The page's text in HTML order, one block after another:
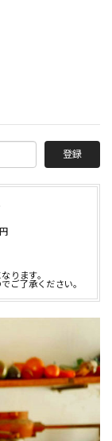
登録
ります。
ご了承ください。